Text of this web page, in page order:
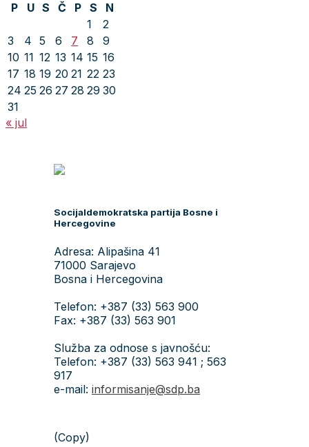
P
U S Č P S
N
1
2
3
4 5 6 7 8
9
10 11 12 13 14 15 16
17 18 19 20 21 22 23
24 25 26 27 28 29 30
31
« jul
Socijaldemokratska partija Bosne i
Hercegovine
Adresa: Alipašina 41
71000 Sarajevo
Bosna i Hercegovina
Telefon: +387 (33) 563 900
Fax: +387 (33) 563 901
Služba za odnose s javnošću:
Telefon: +387 (33) 563 941 ; 563
917
e-mail: informisanje@sdp.ba
(Copy)